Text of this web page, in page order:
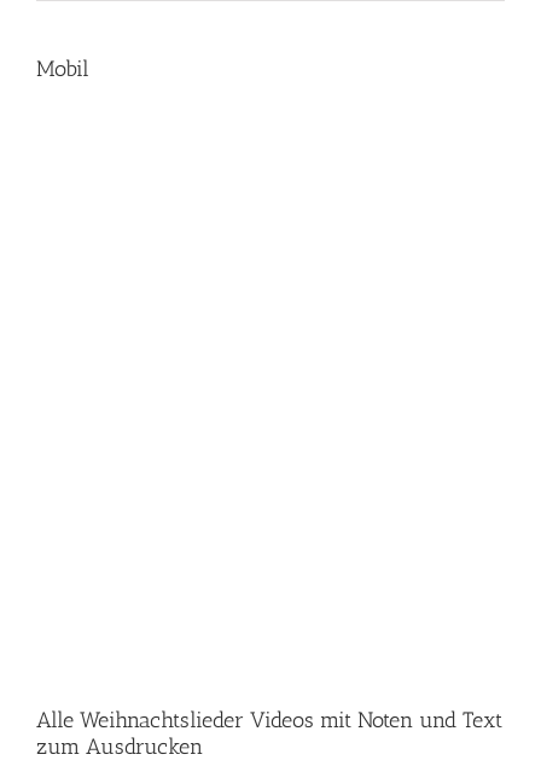
Mobil
Alle Weihnachtslieder Videos mit Noten und Text
zum Ausdrucken